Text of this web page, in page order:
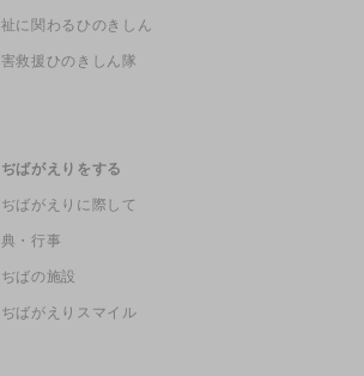
に関わるひのきしん
救援ひのきしん隊
ばがえりをする
ばがえりに際して
・行事
ばの施設
ばがえりスマイル